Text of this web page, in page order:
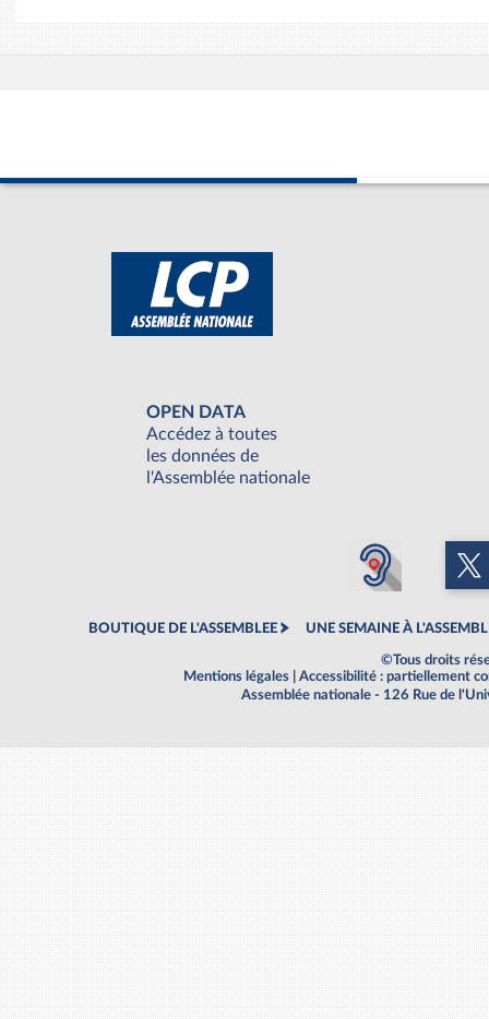
OPEN DATA
Accédez à toutes
les données de
l'Assemblée nationale
BOUTIQUE DE L'ASSEMBLEE UNE SEMAINE À
©Tous droits
Mentions légales
Accessibilité : partiellement
Assemblée nationale - 126 Rue de